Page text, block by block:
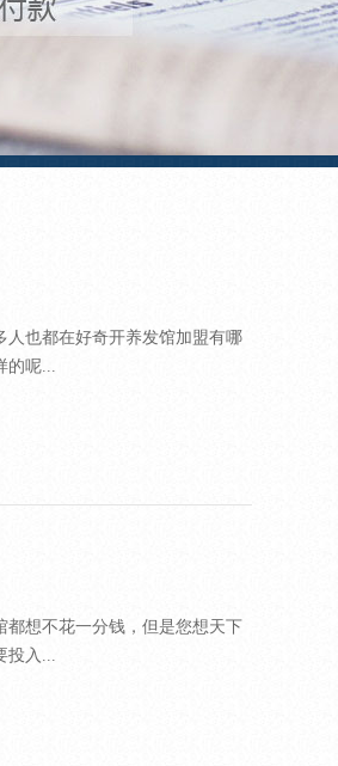
人也都在好奇开养发馆加盟有哪
的呢...
都想不花一分钱，但是您想天下
投入...